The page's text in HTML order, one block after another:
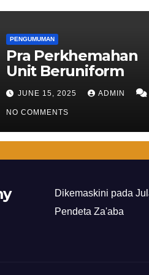
PENGUMUMAN
Pra Perkhemahan
Unit Beruniform
JUNE 15, 2025 ADMIN
NO COMMENTS
Dikemaskini pada
Pendeta Za'aba